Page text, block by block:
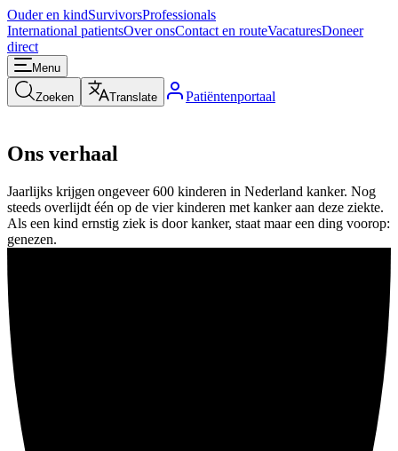
Ouder en kindSurvivorsProfessionals
International patientsOver onsContact en routeVacaturesDoneer
direct
Menu
Zoeken Translate Patiëntenportaal
Ons verhaal
Jaarlijks krijgen ongeveer 600 kinderen in Nederland kanker. Nog
steeds overlijdt één op de vier kinderen met kanker aan deze ziekte.
Als een kind ernstig ziek is door kanker, staat maar een ding voorop:
genezen.